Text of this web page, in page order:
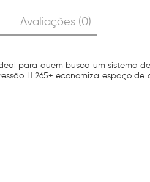
Avaliações (0)
para quem busca um sistema
H.265+ economiza espaço